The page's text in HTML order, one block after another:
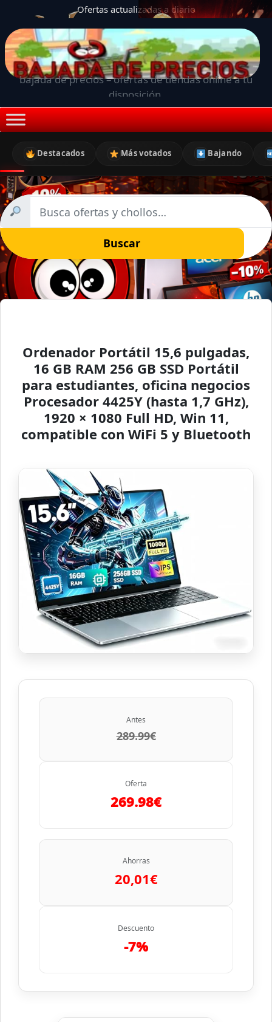
Ofertas actualizadas a diario
bajada de precios – ofertas de tiendas online a tu
disposición.
Destacados Más votados Bajando
Buscar
Ordenador Portátil 15,6 pulgadas,
16 GB RAM 256 GB SSD Portátil
para estudiantes, oficina negocios
Procesador 4425Y (hasta 1,7 GHz),
1920 × 1080 Full HD, Win 11,
compatible con WiFi 5 y Bluetooth
Antes
289.99€
Oferta
269.98€
Ahorras
20,01€
Descuento
-7%